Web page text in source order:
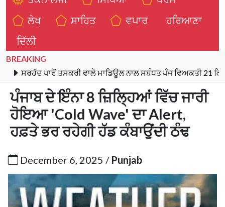
ਲੇਖ
ਸਾਹਿਤ ਵਪਾਰ
ਹਰਿਆਣਾ
ਦਿੱਲੀ
BREAKING
ਸਰਹੱਦ ਪਾਰੋਂ ਤਸਕਰੀ ਵਾਲੇ ਮਾਡਿਊਲ ਨਾਲ ਸਬੰਧਤ ਪੰਜ ਵਿਅਕਤੀ 21 ਕਿਲੋ
ਪੰਜਾਬ ਦੇ ਇੰਨਾ 8 ਜ਼ਿਲ੍ਹਿਆਂ ਵਿੱਚ ਜਾਰੀ
ਹੋਇਆ 'Cold Wave' ਦਾ Alert,
ਹਫ਼ਤੇ ਭਰ ਰਹੇਗੀ ਹੱਡ ਕੰਬਾਉਂਦੀ ਠੰਢ
December 6, 2025 / Punjab